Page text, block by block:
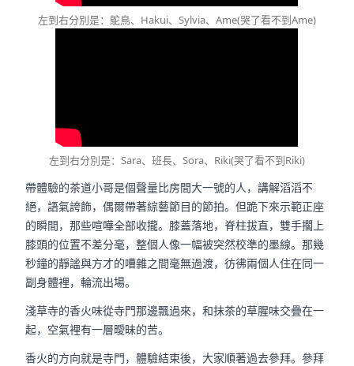
左到右分別是：鴕鳥、Hakui、Sylvia、Ame(哭了看不到Ame)
左到右分別是：Sara、班長、Sora、Riki(哭了看不到Riki)
帶體驗的茶道小哥是個聲量比房間大一號的人，講解滔滔不
絕，語氣誇飾，偶爾帶著綜藝節目的節拍。但跪下來示範正座
的瞬間，那些喧嘩全部收攏。膝蓋落地，脊柱拔直，雙手擱上
膝頭的位置不差分毫，整個人像一幅被突然校準的墨線。那幾
秒鐘的靜謐與方才的嘈雜之間毫無過渡，彷彿兩個人住在同一
副身體裡，輪流出場。
淺草寺的香火味從寺門那邊飄過來，和抹茶的草腥味交疊在一
起，空氣裡有一層曖昧的苦。
香火的方向就是寺門，體驗結束後，大家順著過去參拜。參拜